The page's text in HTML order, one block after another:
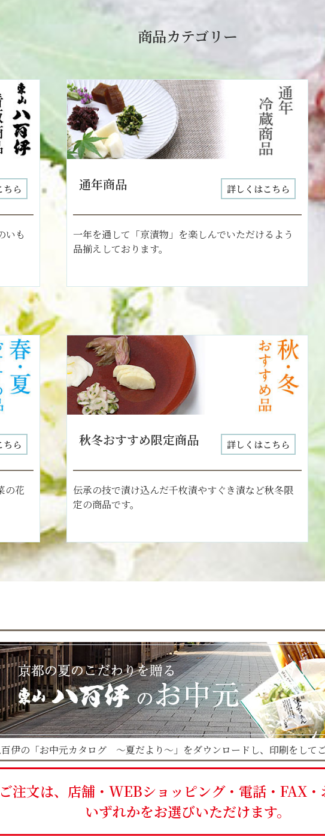
商品カテゴリー
ちら
いも
通年商品 詳しくはこちら
一年を通して「京漬物」を楽しんでいただけるよう
品揃えしております。
ちら
の花
秋冬おすすめ限定商品 詳しくはこちら
伝承の技で漬け込んだ千枚漬やすぐき漬など秋冬限
定の商品です。
伊の「お中元カタログ ～夏だより～」をダウンロードし、印刷をしてご
ご注文は、店舗・WEBショッピング・電話・FAX・
いずれかをお選びいただけます。